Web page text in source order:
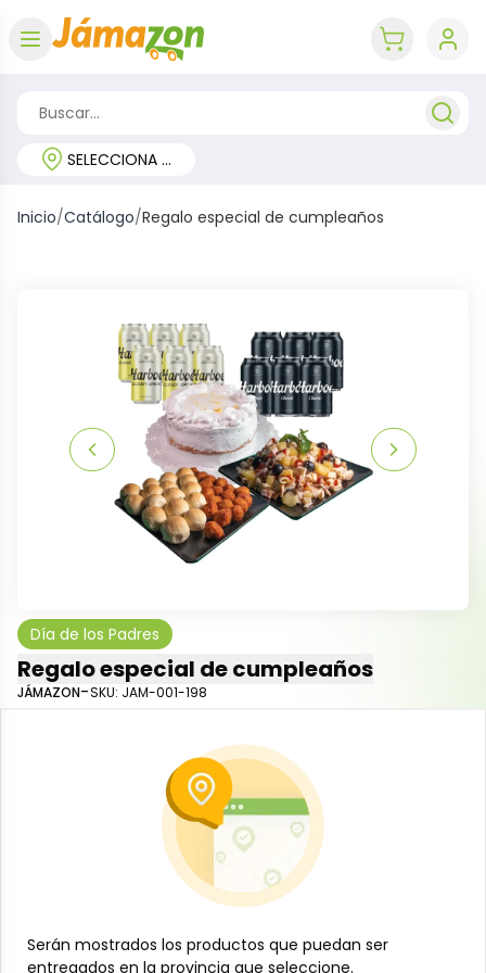
SELECCIONA TU REGIÓN
Inicio/Catálogo/Regalo especial de cumpleaños
Día de los Padres
Regalo especial de cumpleaños
JÁMAZON-SKU: JAM-001-198
Este producto está limitado a los usuarios mayores de 21 años
Añadir al carrito
Oferta especial para celebrar el cumpleaños de tus
Incluye:
Serán mostrados los productos que puedan ser
entregados en la provincia que seleccione.
Serán mostrados los productos que puedan ser
entregados en la provincia que seleccione.